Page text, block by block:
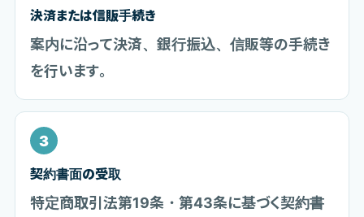
決済または信販手続き
案内に沿って決済、銀行振込、信販等の手続き
を行います。
3
契約書面の受取
特定商取引法第19条・第43条に基づく契約書